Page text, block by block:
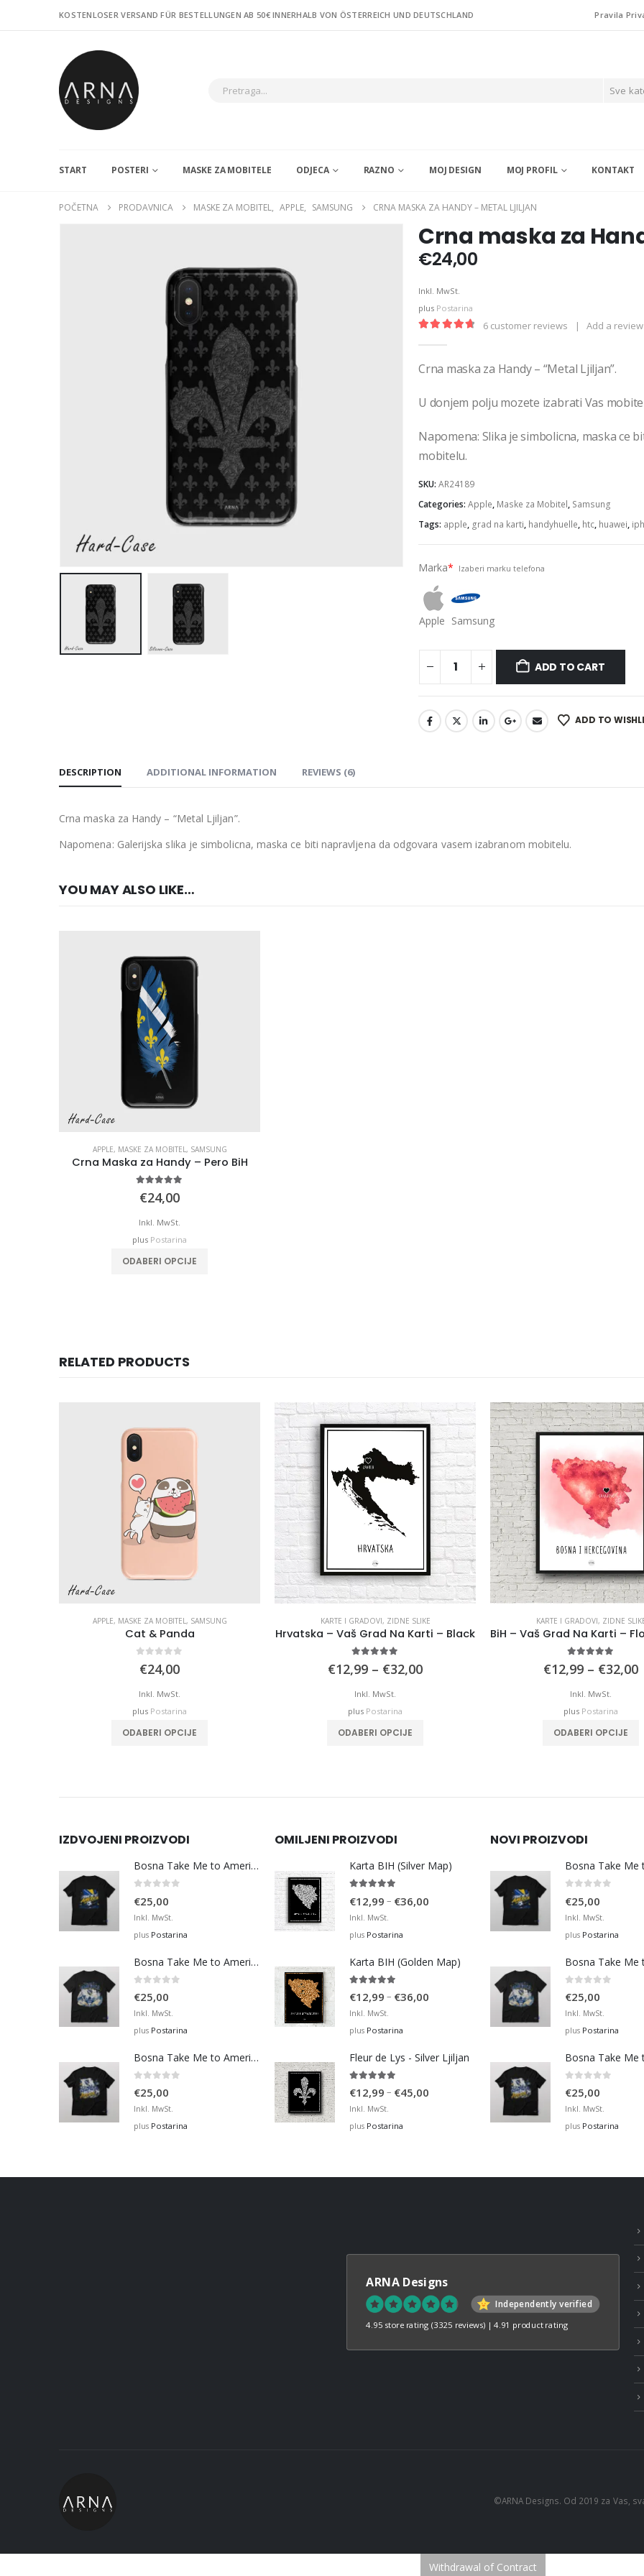
KOSTENLOSER VERSAND FÜR BESTELLUNGEN AB 50€ INNERHALB VON ÖSTERREICH UND DEUTSCHLAND Pravila
Sve
START POSTERI MASKE ZA MOBITELE ODJECA RAZNO MOJ DESIGN MOJ PROFIL KONTAKT
POČETNA PRODAVNICA MASKE ZA MOBITEL, APPLE, SAMSUNG CRNA MASKA ZA HANDY – METAL LJILJAN
Crna maska za
€24,00
Inkl. MwSt.
plus Postarina
6 customer reviews | Add a review
Crna maska za Handy – “Metal Ljiljan”.
U donjem polju mozete izabrati Vas
Napomena: Slika je simbolicna, maska ce
mobitelu.
SKU: AR24189
Categories: Apple, Maske za Mobitel, Samsung
Tags: apple, grad na karti, handyhuelle, htc, huawei,
Marka* Izaberi marku telefona
Apple Samsung
ADD TO CART
ADD TO
DESCRIPTION ADDITIONAL INFORMATION REVIEWS (6)
Crna maska za Handy – “Metal Ljiljan”.
Napomena: Galerijska slika je simbolicna, maska ce biti napravljena da odgovara vasem izabranom mobitelu.
YOU MAY ALSO LIKE…
APPLE, MASKE ZA MOBITEL, SAMSUNG
Crna Maska za Handy – Pero BiH
€24,00
Inkl. MwSt.
plus Postarina
ODABERI OPCIJE
RELATED PRODUCTS
APPLE, MASKE ZA MOBITEL, SAMSUNG
Cat & Panda
€24,00
Inkl. MwSt.
plus Postarina
ODABERI OPCIJE
KARTE I GRADOVI, ZIDNE SLIKE
Hrvatska – Vaš Grad Na Karti – Black
€12,99 – €32,00Price
Inkl. MwSt.
plus Postarina
ODABERI OPCIJE
KARTE I GRADOVI, ZIDNE
€12,99 – €32,00
Inkl. MwSt.
plus Postarina
ODABERI OPCIJE
IZDVOJENI PROIZVODI
Bosna Take Me to America Navijačka Majica 3
€25,00
Inkl. MwSt.
plus Postarina
Bosna Take Me to America Navijačka Majica 4
€25,00
Inkl. MwSt.
plus Postarina
Bosna Take Me to America Navijačka Majica 2
€25,00
Inkl. MwSt.
plus Postarina
OMILJENI PROIZVODI
Karta BIH (Silver Map)
€12,99 – €36,00
€36,00
Inkl. MwSt.
plus Postarina
Karta BIH (Golden Map)
€12,99 – €36,00
€36,00
Inkl. MwSt.
plus Postarina
Fleur de Lys - Silver Ljiljan
€12,99 – €45,00
Inkl. MwSt.
plus Postarina
NOVI PROIZVODI
€25,00
Inkl. MwSt.
plus Postarina
€25,00
Inkl. MwSt.
plus Postarina
€25,00
Inkl. MwSt.
plus Postarina
ARNA Designs
Independently verified
4.95 store rating (3325 reviews) |4.91 product rating
©ARNA Designs. Od 2019 za Vas,
Withdrawal of Contract